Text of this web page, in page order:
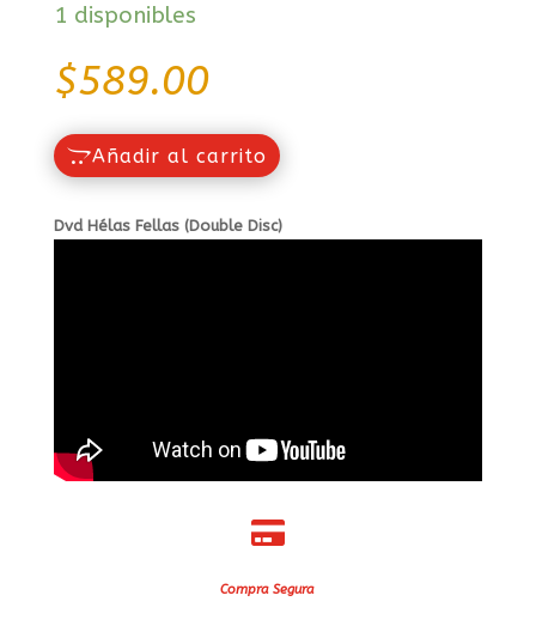
1 disponibles
$589.00
Añadir al carrito
Dvd Hélas Fellas (Double Disc)

Compra Segura